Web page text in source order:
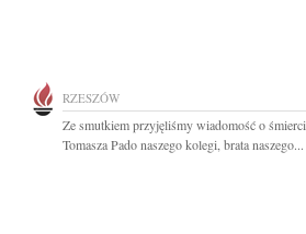
RZESZÓW
Ze smutkiem przyjęliśmy wiadomość o śmierci
Tomasza Pado naszego kolegi, brata naszego...